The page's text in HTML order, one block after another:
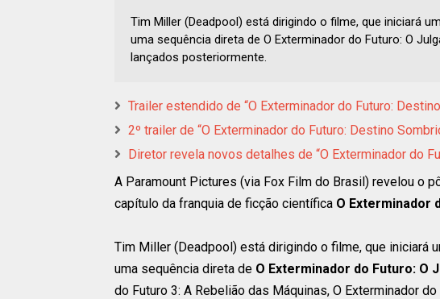
Tim Miller (Deadpool) está dirigindo o filme, que iniciará
uma sequência direta de O Exterminador do Futuro: O
lançados posteriormente.
Trailer estendido de “O Exterminador do Futuro:
2º trailer de “O Exterminador do Futuro: Destino
Diretor revela novos detalhes de “O Exterminador do
A Paramount Pictures (via Fox Film do Brasil) revelou o
capítulo da franquia de ficção científica O Exterminador
Tim Miller (Deadpool) está dirigindo o filme, que iniciará
uma sequência direta de O Exterminador do Futuro: O
do Futuro 3: A Rebelião das Máquinas, O Exterminador